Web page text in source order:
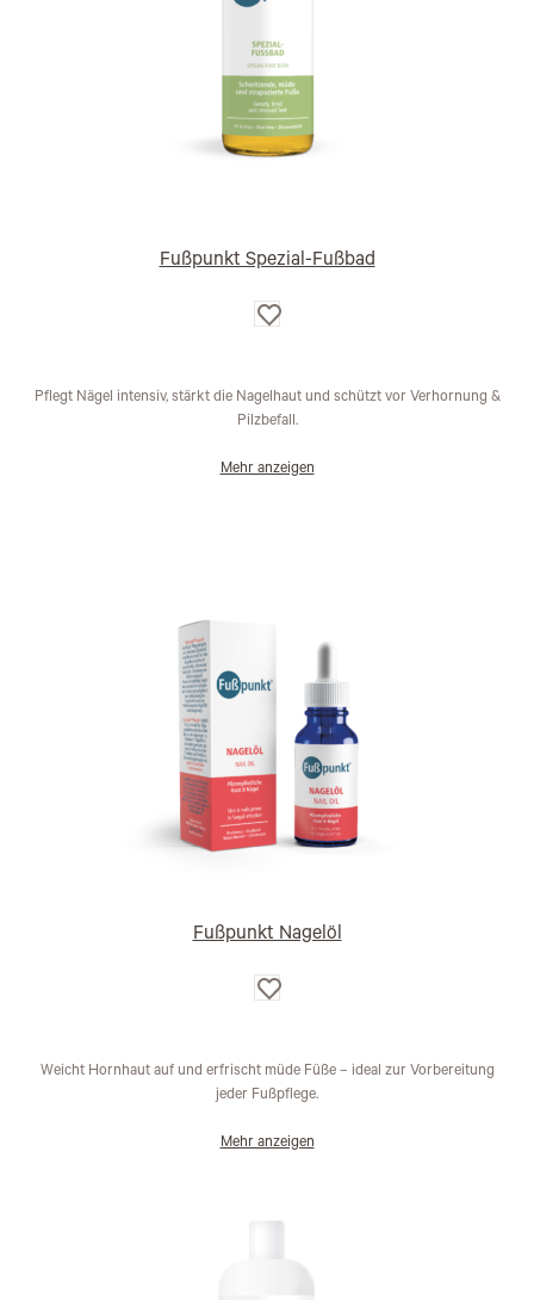
Fußpunkt Spezial-Fußbad
Auf
die
Pflegt Nägel intensiv, stärkt die Nagelhaut und schützt vor Verhornung &
Pilzbefall.
Mehr anzeigen
Fußpunkt Nagelöl
Auf
die
Weicht Hornhaut auf und erfrischt müde Füße – ideal zur Vorbereitung
jeder Fußpflege.
Mehr anzeigen